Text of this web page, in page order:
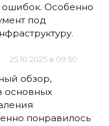
ошибок. Особенно
под
25.10.2025 в 09:50
обзор,
основных
понравилось